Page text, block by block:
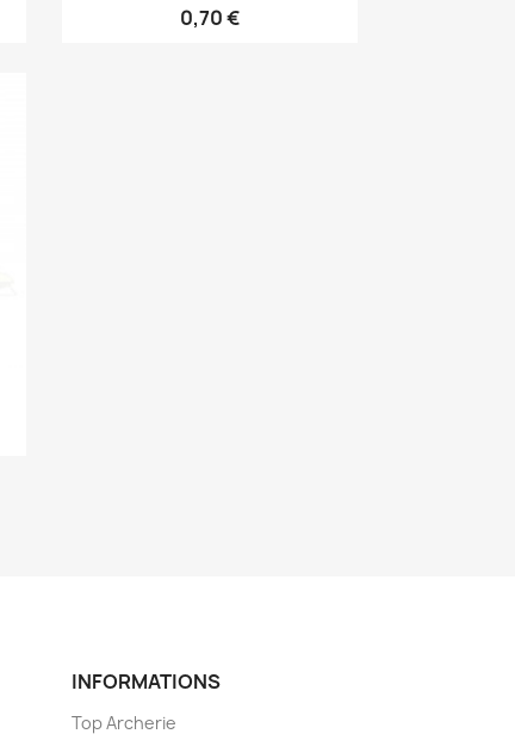
0,70 €
INFORMATIONS
Top Archerie